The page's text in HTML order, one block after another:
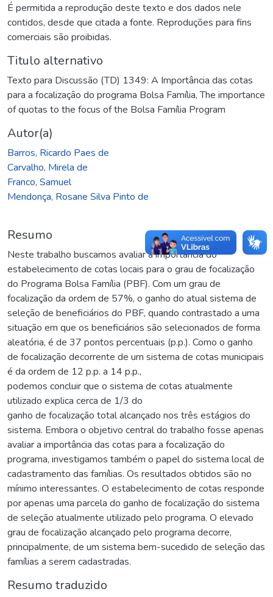
É permitida a reprodução deste texto e dos dados nele
contidos, desde que citada a fonte. Reproduções para fins
comerciais são proibidas.
Titulo alternativo
Texto para Discussão (TD) 1349: A Importância das cotas
para a focalização do programa Bolsa Família,The importance
of quotas to the focus of the Bolsa Família Program
Autor(a)
Barros, Ricardo Paes de
Carvalho, Mirela de
Franco, Samuel
Mendonça, Rosane Silva Pinto de
Resumo
Neste trabalho buscamos avaliar a importância do
estabelecimento de cotas locais para o grau de focalização
do Programa Bolsa Família (PBF). Com um grau de
focalização da ordem de 57%, o ganho do atual sistema de
seleção de beneficiários do PBF, quando contrastado a uma
situação em que os beneficiários são selecionados de forma
aleatória, é de 37 pontos percentuais (p.p.). Como o ganho
de focalização decorrente de um sistema de cotas municipais
é da ordem de 12 p.p. a 14 p.p.,
podemos concluir que o sistema de cotas atualmente
utilizado explica cerca de 1/3 do
ganho de focalização total alcançado nos três estágios do
sistema. Embora o objetivo central do trabalho fosse apenas
avaliar a importância das cotas para a focalização do
programa, investigamos também o papel do sistema local de
cadastramento das famílias. Os resultados obtidos são no
mínimo interessantes. O estabelecimento de cotas responde
por apenas uma parcela do ganho de focalização do sistema
de seleção atualmente utilizado pelo programa. O elevado
grau de focalização alcançado pelo programa decorre,
principalmente, de um sistema bem-sucedido de seleção das
famílias a serem cadastradas.
Resumo traduzido